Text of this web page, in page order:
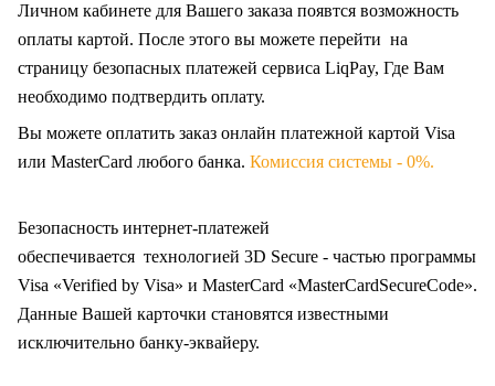
Личном кабинете для Вашего заказа появтся возможность
оплаты картой. После этого вы можете перейти на
страницу безопасных платежей сервиса LiqPay, Где Вам
необходимо подтвердить оплату.
Вы можете оплатить заказ онлайн платежной картой Visa
или MasterCard любого банка. Комиссия системы - 0%.
Безопасность интернет-платежей
обеспечивается технологией 3D Secure - частью программы
Visa «Verified by Visa» и MasterCard «MasterCardSecureCode».
Данные Вашей карточки становятся известными
исключительно банку-эквайеру.